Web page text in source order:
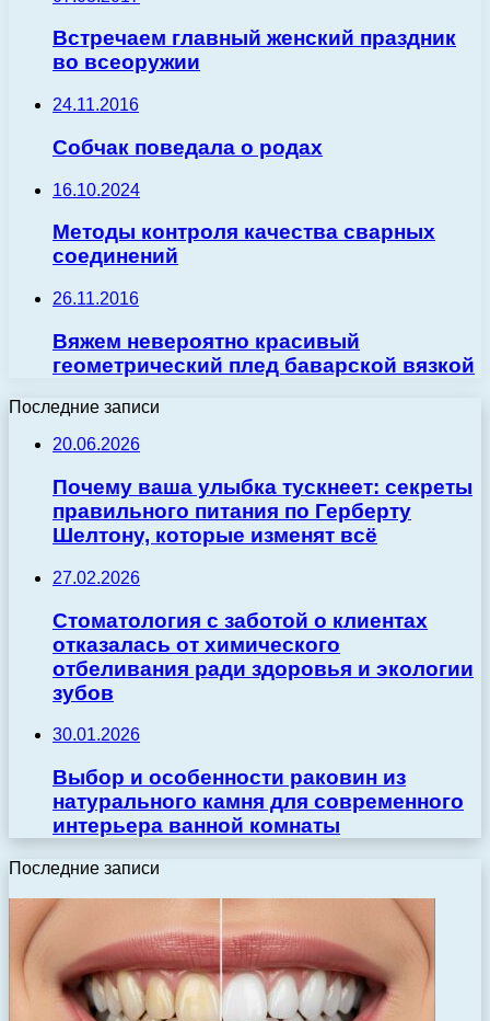
Встречаем главный женский праздник
во всеоружии
24.11.2016
Собчак поведала о родах
16.10.2024
Методы контроля качества сварных
соединений
26.11.2016
Вяжем невероятно красивый
геометрический плед баварской вязкой
Последние записи
20.06.2026
Почему ваша улыбка тускнеет: секреты
правильного питания по Герберту
Шелтону, которые изменят всё
27.02.2026
Стоматология с заботой о клиентах
отказалась от химического
отбеливания ради здоровья и экологии
зубов
30.01.2026
Выбор и особенности раковин из
натурального камня для современного
интерьера ванной комнаты
Последние записи